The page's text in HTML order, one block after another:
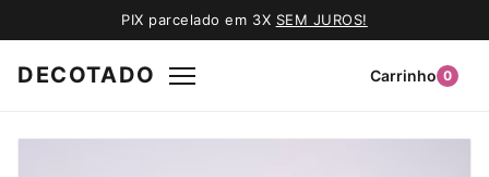
PIX parcelado em 3X SEM JUROS!
DECOTADO Carrinho 0